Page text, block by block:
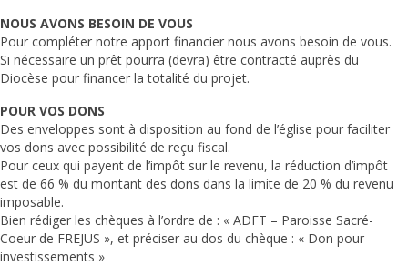
NOUS AVONS BESOIN DE VOUS
Pour compléter notre apport financier nous avons besoin de vous.
Si nécessaire un prêt pourra (devra) être contracté auprès du
Diocèse pour financer la totalité du projet.
POUR VOS DONS
Des enveloppes sont à disposition au fond de l’église pour faciliter
vos dons avec possibilité de reçu fiscal.
Pour ceux qui payent de l’impôt sur le revenu, la réduction d’impôt
est de 66 % du montant des dons dans la limite de 20 % du revenu
imposable.
Bien rédiger les chèques à l’ordre de : « ADFT – Paroisse Sacré-
Coeur de FREJUS », et préciser au dos du chèque : « Don pour
investissements »